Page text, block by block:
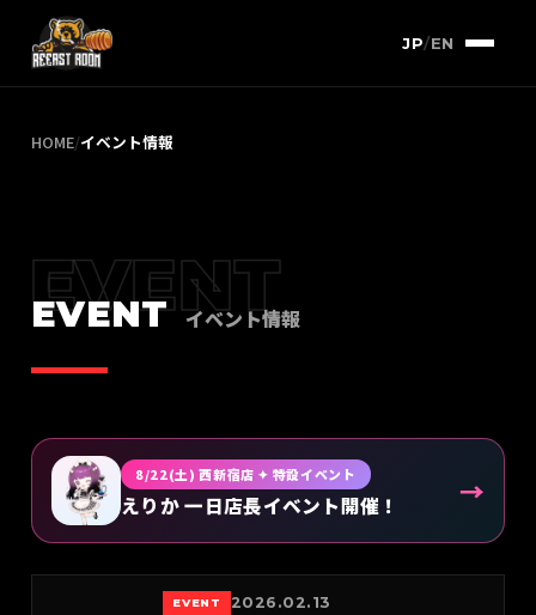
JP/EN
HOME/イベント情報
EVENT
EVENT イベント情報
8/22(土) 西新宿店 ✦ 特設イベント
えりか 一日店長イベント開催！ →
EVENT 2026.02.13